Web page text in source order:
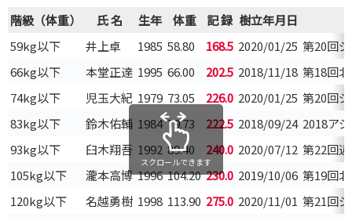
階級（体重） 氏 名 生年 体重 記 録 樹立年月日
59kg以下
井上卓 1985 58.80 168.5 2020/01/25 第20回
66kg以下
本堂正達 1995 66.00 202.5 2018/11/18 第18回
74kg以下
児玉大紀 1979 73.05 226.0 2020/01/25 第20回
83kg以下
鈴木佑輔 1984 79.73 222.5 2018/09/24 2018ア
93kg以下
臼木翔吾 1992 89.40 240.0 2020/07/12 第22回
105kg以下
瀧本高博 1996 104.20 230.0 2019/10/06 第19回
120kg以下
名越勇樹 1998 113.90 275.0 2020/11/01 第21回
スクロールできます